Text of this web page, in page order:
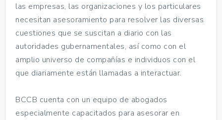
las empresas, las organizaciones y los particulares
necesitan asesoramiento para resolver las diversas
cuestiones que se suscitan a diario con las
autoridades gubernamentales, así como con el
amplio universo de compañías e individuos con el
que diariamente están llamadas a interactuar.
BCCB cuenta con un equipo de abogados
especialmente capacitados para asesorar en